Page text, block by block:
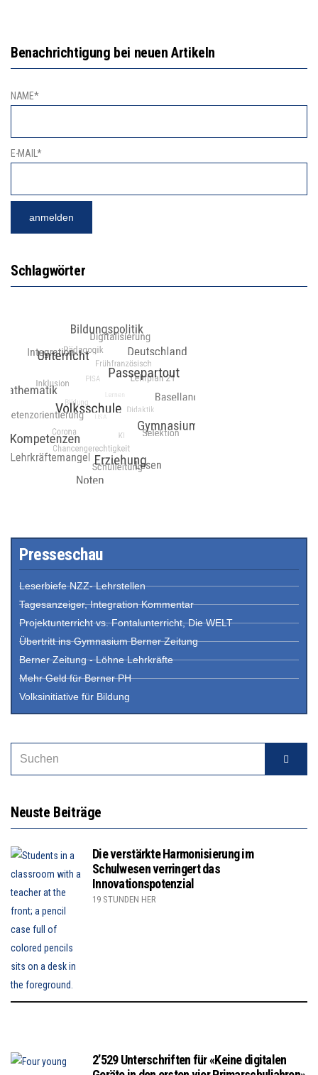
Benachrichtigung bei neuen Artikeln
NAME*
E-MAIL*
Schlagwörter
Presseschau
Leserbiefe NZZ- Lehrstellen
Tagesanzeiger, Integration Kommentar
Projektunterricht vs. Fontalunterricht, Die WELT
Übertritt ins Gymnasium Berner Zeitung
Berner Zeitung - Löhne Lehrkräfte
Mehr Geld für Berner PH
Volksinitiative für Bildung
Neuste Beiträge
Die verstärkte Harmonisierung im
Schulwesen verringert das
Innovationspotenzial
19 STUNDEN HER
2’529 Unterschriften für «Keine digitalen